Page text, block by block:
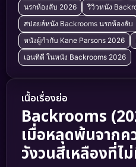
นรกห้องลับ 2026
รีวิวหนัง
สปอยล์หนัง Backrooms นรกห้องลับ
หนังผู้กำกับ Kane Parsons 2026
เอนทิตี ในหนัง Backrooms 2026
เนื้อเรื่องย่อ
Backrooms
เมื่อหลุดพ้นจากค
วังวนสีเหลืองที่ไ